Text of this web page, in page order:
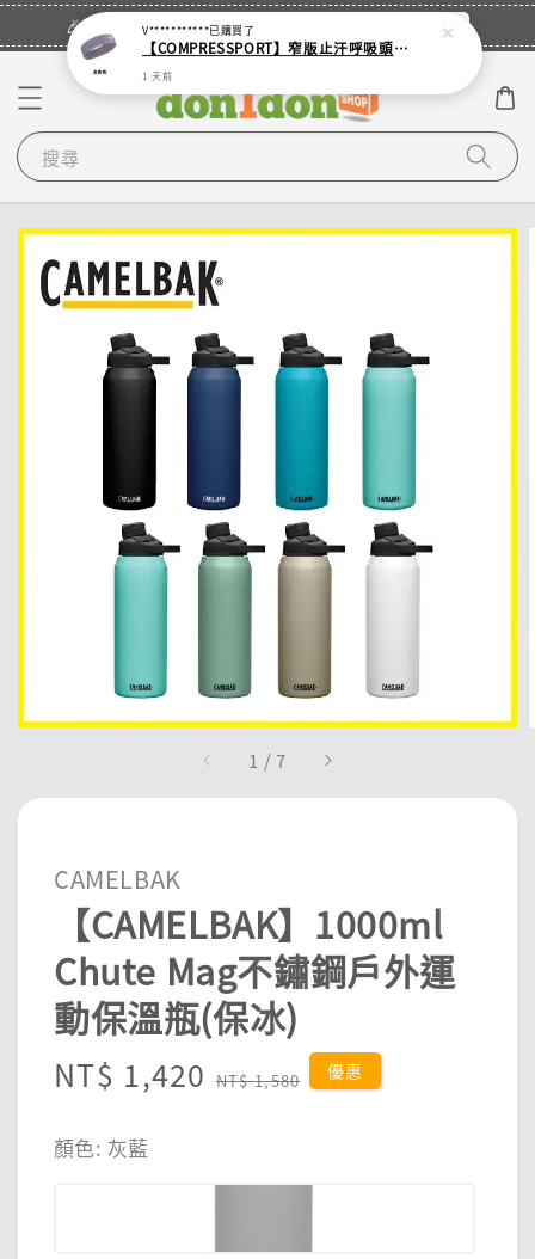
🎉登入會員・領取您的專屬折扣券！ 立即登入
搜尋
1 /7
CAMELBAK
【CAMELBAK】1000ml
Chute Mag不鏽鋼戶外運
動保溫瓶(保冰)
Sale
NT$ 1,420 Regular
NT$ 1,580 優惠
顏色: 灰藍
V***********已購買了
【COMPRESSPORT】窄版止汗呼吸頭帶2.0_【零碼】
1 天前